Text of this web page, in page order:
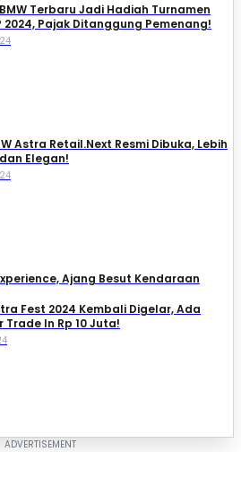
Terbaru Jadi Hadiah Turnamen
2024, Pajak Ditanggung Pemenang!
Astra Retail.Next Resmi Dibuka, Lebih
Elegan!
Ajang Besut Kendaraan
Fest 2024 Kembali Digelar, Ada
Trade In Rp 10 Juta!